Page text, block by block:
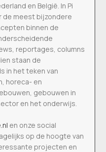
en België. In Pi
de meest bijzondere
binnen de
reportages, columns
staan de
in het teken van
horeca- en
gebouwen in
en het onderwijs.
en onze social
op de hoogte van
projecten en